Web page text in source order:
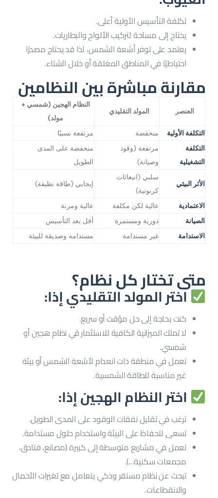
تكلفة التأسيس الأولية أعلى.
يحتاج إلى مساحة لتركيب الألواح والبطاريات.
يعتمد على توفر أشعة الشمس، لذا قد يحتاج مصدرًا
احتياطيًا في المناطق المغلقة أو خلال الشتاء.
مقارنة مباشرة بين النظامين
العنصر المولد التقليدي
النظام الهجين (شمسي +
مولد)
التكلفة الأولية
منخفضة
مرتفعة نسبيًا
التكلفة
التشغيلية
مرتفعة (وقود
وصيانة)
منخفضة على المدى
الطويل
الأثر البيئي
سلبي (انبعاثات
كربونية)
إيجابي (طاقة نظيفة)
الاعتمادية عالية لكن مكلفة
عالية ومرنة
الصيانة
دورية ومستمرة
أقل بعد التأسيس
الاستدامة
غير مستدامة مستدامة وصديقة للبيئة
متى تختار كل نظام؟
اختر المولد التقليدي إذا:
كنت بحاجة إلى حل مؤقت أو سريع.
لا تملك الميزانية الكافية للاستثمار في نظام هجين أو
شمسي.
تعمل في منطقة ذات انعدام لأشعة الشمس أو بيئة
غير مناسبة للطاقة الشمسية.
اختر النظام الهجين إذا:
ترغب في تقليل نفقات الوقود على المدى الطويل.
تسعى للحفاظ على البيئة واستخدام حلول مستدامة.
تعمل في مشاريع متوسطة إلى كبيرة (مصانع، فنادق،
مجمعات سكنية…).
تبحث عن نظام مستقر وذكي يتعامل مع تغيرات الأحمال
والانقطاعات.